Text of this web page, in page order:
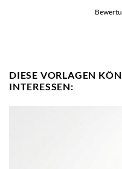
DIESE VORLAGEN
INTERESSEN: